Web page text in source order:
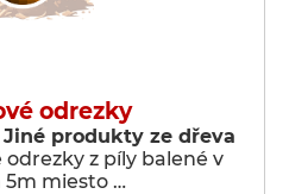
odrezky
produkty ze dřeva
z píly balené v
5m miesto …